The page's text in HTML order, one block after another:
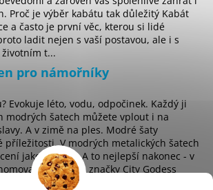
Proč je výběr kabátu tak důležitý Kabát
a často je první věc, kterou si lidé
ladit nejen s vaší postavou, ale i s
t...
pro námořníky
Evokuje léto, vodu, odpočinek. Každý ji
modrých šatech můžete vplout i na
A v zimě na ples. Modré šaty
příležitosti. V modrých metalických šatech
jako hvězda. A to nejlepší nakonec - v
anglické značky City Godess
225 Kč! ...